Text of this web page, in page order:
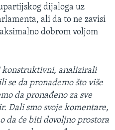
dijaloga uz
ali da to ne zavisi
dobrom voljom
konstruktivni, analizirali
se da pronađemo što više
da pronađeno za sve
Dali smo svoje komentare,
da će biti dovoljno prostora